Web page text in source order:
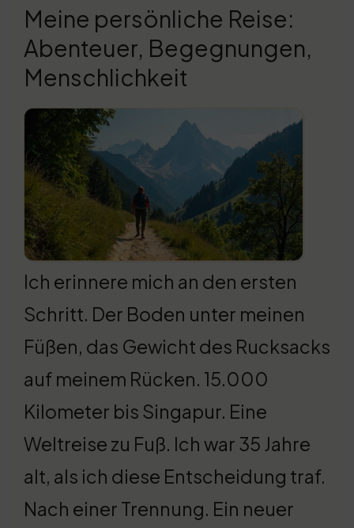
Meine persönliche Reise:
Abenteuer, Begegnungen,
Menschlichkeit
Ich erinnere mich an den ersten
Schritt. Der Boden unter meinen
Füßen, das Gewicht des Rucksacks
auf meinem Rücken. 15.000
Kilometer bis Singapur. Eine
Weltreise zu Fuß. Ich war 35 Jahre
alt, als ich diese Entscheidung traf.
Nach einer Trennung. Ein neuer